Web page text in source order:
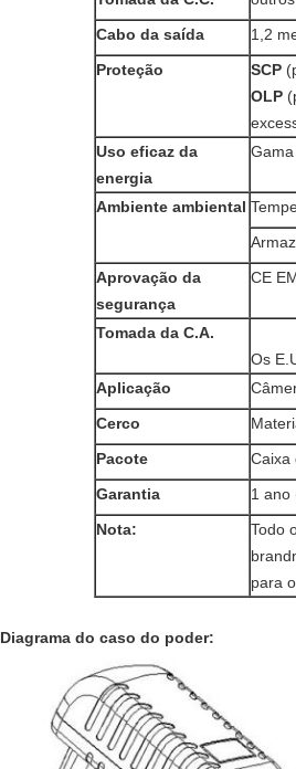
Cabo da saída
1,2
Proteção
SCP
OLP
Uso eficaz da
energia
Ambiente ambiental
Aprovação da
segurança
CE
Tomada da C.A.
Os
Aplicação
Cerco
Pacote
Caixa
Garantia
1 ano
Nota:
Todo
para
Diagrama do caso do poder: